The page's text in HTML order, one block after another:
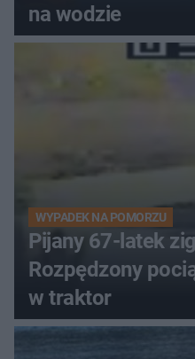
na wodzie
WYPADEK NA POMORZU
Pijany 67-latek
Rozpędzony
w traktor